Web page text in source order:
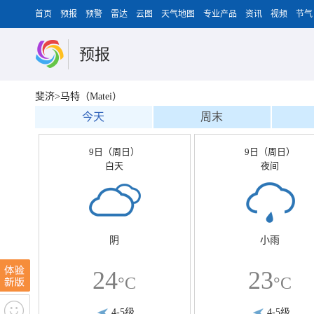
首页 预报 预警 雷达 云图 天气地图 专业产品 资讯 视频 节气
预报
斐济>马特（Matei）
今天 周末
9日（周日）
白天
阴
24°C
9日（周日）
夜间
小雨
23°C